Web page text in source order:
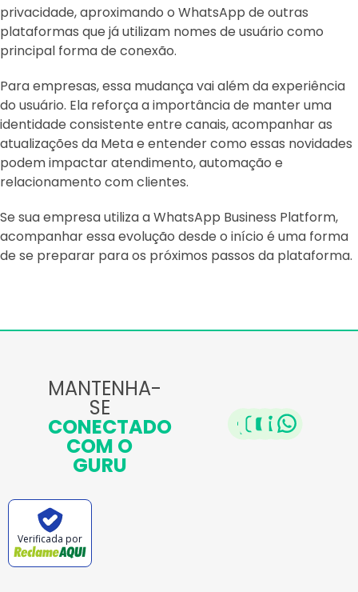
privacidade, aproximando o WhatsApp de outras
plataformas que já utilizam nomes de usuário como
principal forma de conexão.
Para empresas, essa mudança vai além da experiência
do usuário. Ela reforça a importância de manter uma
identidade consistente entre canais, acompanhar as
atualizações da Meta e entender como essas novidades
podem impactar atendimento, automação e
relacionamento com clientes.
Se sua empresa utiliza a WhatsApp Business Platform,
acompanhar essa evolução desde o início é uma forma
de se preparar para os próximos passos da plataforma.
MANTENHA-
SE
CONECTADO
COM O
GURU
Verificada por